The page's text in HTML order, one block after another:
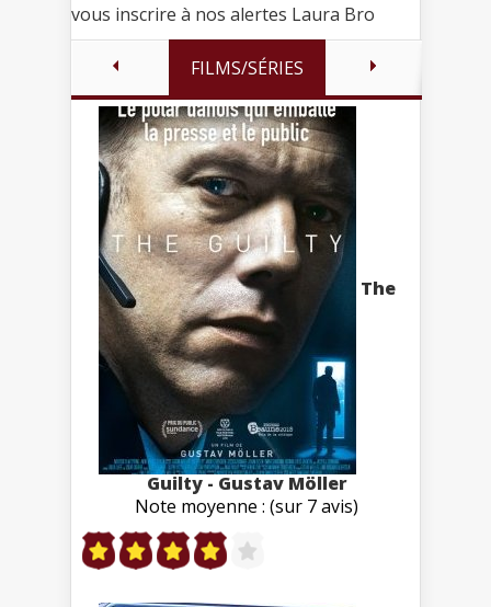
vous inscrire à nos alertes Laura Bro
FILMS/SÉRIES
The
Guilty - Gustav Möller
Note moyenne : (sur 7 avis)